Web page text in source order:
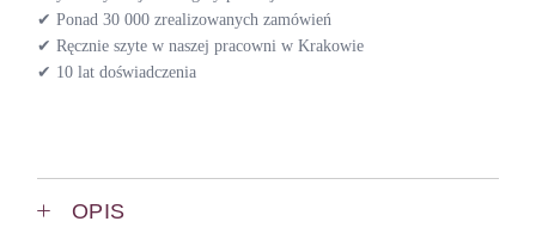
✔ Ponad 30 000 zrealizowanych zamówień
✔ Ręcznie szyte w naszej pracowni w Krakowie
✔ 10 lat doświadczenia
OPIS